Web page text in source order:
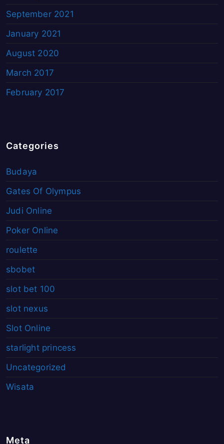
September 2021
January 2021
August 2020
March 2017
February 2017
Categories
Budaya
Gates Of Olympus
Judi Online
Poker Online
roulette
sbobet
slot bet 100
slot nexus
Slot Online
starlight princess
Uncategorized
Wisata
Meta